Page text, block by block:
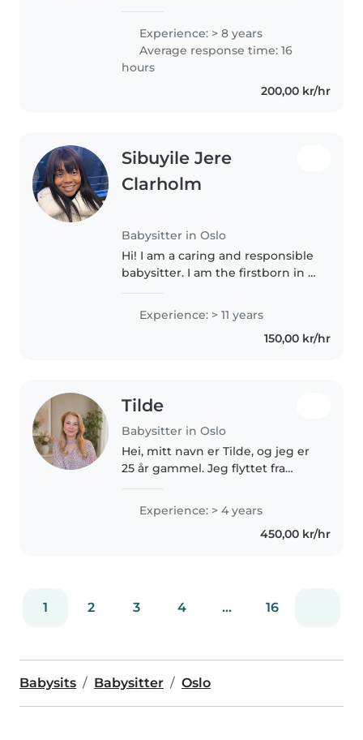
med barn, både som privat
barnevakt for flere familier, som
tilkallingsvikar i barnehage..
Experience: > 8 years
Average response time: 16
hours
200,00 kr/hr
Sibuyile Jere
Clarholm
Babysitter in Oslo
Hi! I am a caring and responsible
babysitter. I am the firstborn in a
raise my younger siblings and
take care of many cousins and
nephews in my extended..
Experience: > 11 years
150,00 kr/hr
Tilde
Babysitter in Oslo
Hei, mitt navn er Tilde, og jeg er
25 år gammel. Jeg flyttet fra
2024. Jeg jobber på en privat
barnehage på Løren i Oslo som
pedagogisk leder. Jeg har..
Experience: > 4 years
450,00 kr/hr
1 2 3 4 ... 16
Babysits Babysitter Oslo